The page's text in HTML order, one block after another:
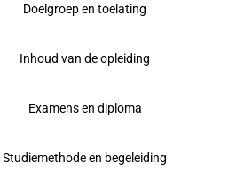
Doelgroep en toelating
Inhoud van de opleiding
Examens en diploma
Studiemethode en begeleiding